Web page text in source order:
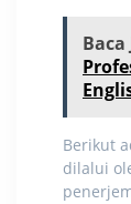
Baca
Berikut
dilalui